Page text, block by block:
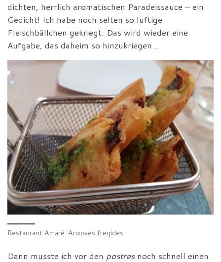
dichten, herrlich aromatischen Paradeissauce – ein
Gedicht! Ich habe noch selten so luftige
Fleischbällchen gekriegt. Das wird wieder eine
Aufgabe, das daheim so hinzukriegen…
Restaurant Amaré: Anxoves fregides
Dann musste ich vor den postresnoch schnell einen